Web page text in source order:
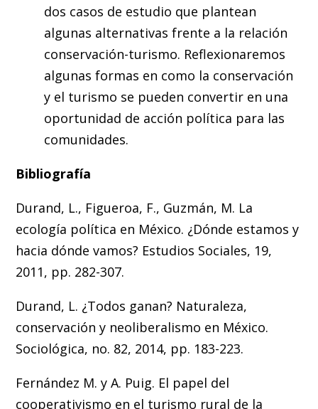
dos casos de estudio que plantean
algunas alternativas frente a la relación
conservación-turismo. Reflexionaremos
algunas formas en como la conservación
y el turismo se pueden convertir en una
oportunidad de acción política para las
comunidades.
Bibliografía
Durand, L., Figueroa, F., Guzmán, M. La
ecología política en México. ¿Dónde estamos y
hacia dónde vamos? Estudios Sociales, 19,
2011, pp. 282-307.
Durand, L. ¿Todos ganan? Naturaleza,
conservación y neoliberalismo en México.
Sociológica, no. 82, 2014, pp. 183-223.
Fernández M. y A. Puig. El papel del
cooperativismo en el turismo rural de la